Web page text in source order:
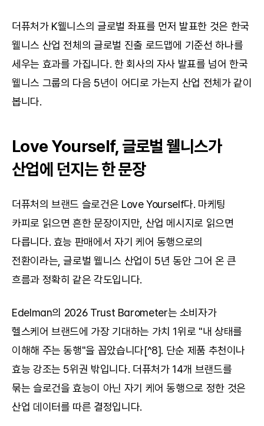
더퓨처가 K웰니스의 글로벌 좌표를 먼저 발표한 것은 한국
웰니스 산업 전체의 글로벌 진출 로드맵에 기준선 하나를
세우는 효과를 가집니다. 한 회사의 자사 발표를 넘어 한국
웰니스 그룹의 다음 5년이 어디로 가는지 산업 전체가 같이
봅니다.
Love Yourself, 글로벌 웰니스가
산업에 던지는 한 문장
더퓨처의 브랜드 슬로건은 Love Yourself다. 마케팅
카피로 읽으면 흔한 문장이지만, 산업 메시지로 읽으면
다릅니다. 효능 판매에서 자기 케어 동행으로의
전환이라는, 글로벌 웰니스 산업이 5년 동안 그어 온 큰
흐름과 정확히 같은 각도입니다.
Edelman의 2026 Trust Barometer는 소비자가
헬스케어 브랜드에 가장 기대하는 가치 1위로 "내 상태를
이해해 주는 동행"을 꼽았습니다[^8]. 단순 제품 추천이나
효능 강조는 5위권 밖입니다. 더퓨처가 14개 브랜드를
묶는 슬로건을 효능이 아닌 자기 케어 동행으로 정한 것은
산업 데이터를 따른 결정입니다.